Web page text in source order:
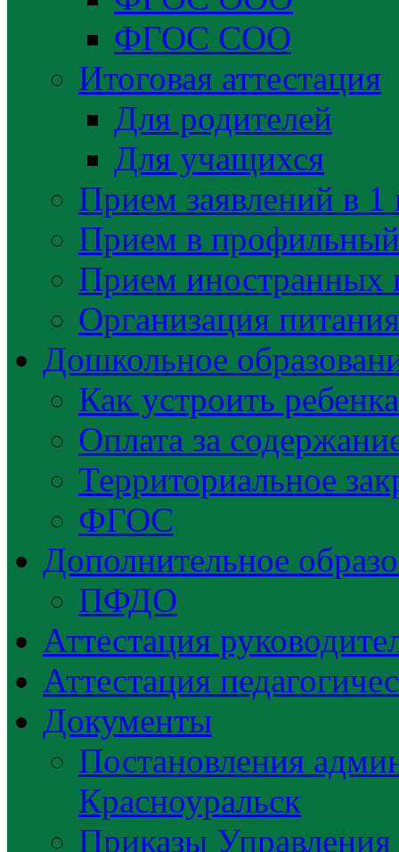
ФГОС СОО
Итоговая аттестация
Для родителей
Для учащихся
Прием заявлений в 1
Прием в
Прием иностранных
Организация
Дошкольное
Как устроить
Оплата за
Территориальное
ФГОС
Дополнительное
ПФДО
Аттестация
Аттестация
Документы
Постановления
Красноуральск
Приказы Управления